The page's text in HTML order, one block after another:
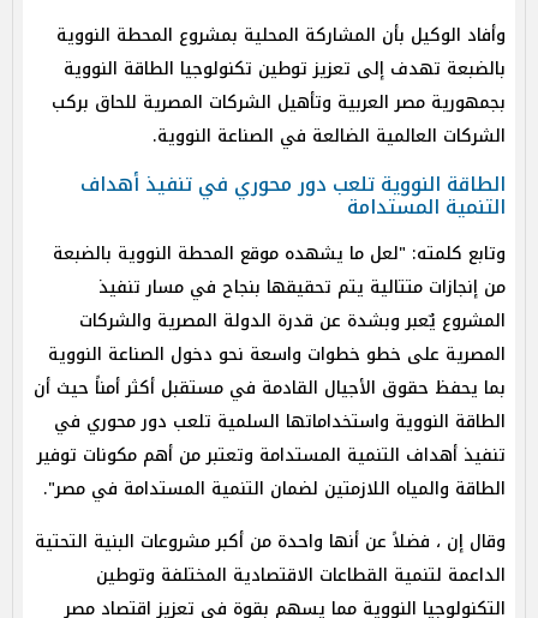
وأفاد الوكيل بأن المشاركة المحلية بمشروع المحطة النووية
بالضبعة تهدف إلى تعزيز توطين تكنولوجيا الطاقة النووية
بجمهورية مصر العربية وتأهيل الشركات المصرية للحاق بركب
الشركات العالمية الضالعة في الصناعة النووية.
الطاقة النووية تلعب دور محوري في تنفيذ أهداف
التنمية المستدامة
وتابع كلمته: "لعل ما يشهده موقع المحطة النووية بالضبعة
من إنجازات متتالية يتم تحقيقها بنجاح في مسار تنفيذ
المشروع يٌعبر وبشدة عن قدرة الدولة المصرية والشركات
المصرية على خطو خطوات واسعة نحو دخول الصناعة النووية
بما يحفظ حقوق الأجيال القادمة في مستقبل أكثر أمناً حيث أن
الطاقة النووية واستخداماتها السلمية تلعب دور محوري في
تنفيذ أهداف التنمية المستدامة وتعتبر من أهم مكونات توفير
الطاقة والمياه اللازمتين لضمان التنمية المستدامة في مصر".
وقال إن ، فضلاً عن أنها واحدة من أكبر مشروعات البنية التحتية
الداعمة لتنمية القطاعات الاقتصادية المختلفة وتوطين
التكنولوجيا النووية مما يسهم بقوة في تعزيز اقتصاد مصر